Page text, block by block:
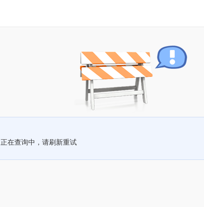
正在查询中，请刷新重试